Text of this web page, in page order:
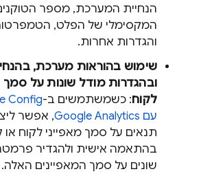
הנחיית המערכת, מספר
המקסימלי של הפלט,
והגדרות אחרות.
שימוש בהוראות מערכת,
ובהגדרות מודל שונות על סמך
לקוח: כשמשתמשים ב-Config
עם Google Analytics, אפשר
תנאים על סמך מאפייני לקוח או
בהתאמה אישית ולהגדיר
שונים על סמך המאפיינים האלה.